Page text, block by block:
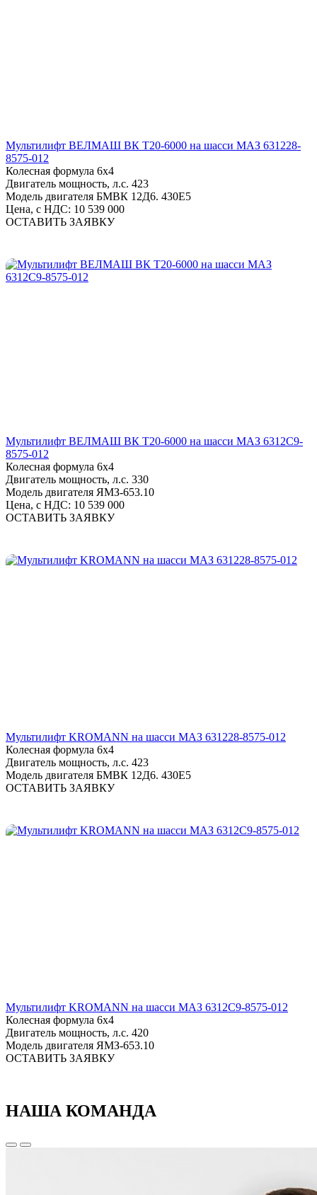
Мультилифт ВЕЛМАШ ВК Т20-6000 на шасси МАЗ 631228-
8575-012
Колесная формула 6х4
Двигатель мощность, л.с. 423
Модель двигателя БМВК 12Д6. 430Е5
Цена, с НДС: 10 539 000
ОСТАВИТЬ ЗАЯВКУ
Мультилифт ВЕЛМАШ ВК Т20-6000 на шасси МАЗ 6312C9-
8575-012
Колесная формула 6х4
Двигатель мощность, л.с. 330
Модель двигателя ЯМЗ-653.10
Цена, с НДС: 10 539 000
ОСТАВИТЬ ЗАЯВКУ
Мультилифт KROMANN на шасси МАЗ 631228-8575-012
Колесная формула 6х4
Двигатель мощность, л.с. 423
Модель двигателя БМВК 12Д6. 430Е5
ОСТАВИТЬ ЗАЯВКУ
Мультилифт KROMANN на шасси МАЗ 6312C9-8575-012
Колесная формула 6х4
Двигатель мощность, л.с. 420
Модель двигателя ЯМЗ-653.10
ОСТАВИТЬ ЗАЯВКУ
НАША КОМАНДА